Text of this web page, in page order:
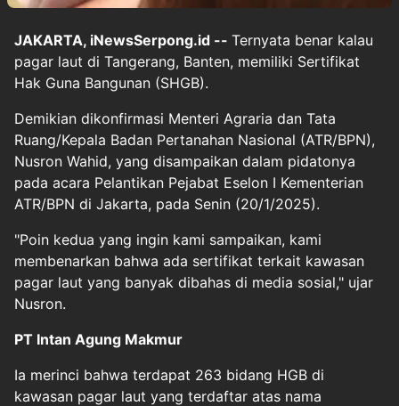
JAKARTA, iNewsSerpong.id -- Ternyata benar kalau
pagar laut di Tangerang, Banten, memiliki Sertifikat
Hak Guna Bangunan (SHGB).
Demikian dikonfirmasi Menteri Agraria dan Tata
Ruang/Kepala Badan Pertanahan Nasional (ATR/BPN),
Nusron Wahid, yang disampaikan dalam pidatonya
pada acara Pelantikan Pejabat Eselon I Kementerian
ATR/BPN di Jakarta, pada Senin (20/1/2025).
"Poin kedua yang ingin kami sampaikan, kami
membenarkan bahwa ada sertifikat terkait kawasan
pagar laut yang banyak dibahas di media sosial," ujar
Nusron.
PT Intan Agung Makmur
Ia merinci bahwa terdapat 263 bidang HGB di
kawasan pagar laut yang terdaftar atas nama